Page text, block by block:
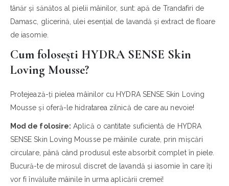
tânăr și sănătos al pielii mâinilor, sunt: apă de Trandafiri de
Damasc, glicerină, ulei esențial de lavandă și extract de floare
de iasomie.
Cum folosești HYDRA SENSE Skin
Loving Mousse?
Protejează-ți pielea mâinilor cu HYDRA SENSE Skin Loving
Mousse și oferă-le hidratarea zilnică de care au nevoie!
Mod de folosire: Aplică o cantitate suficientă de HYDRA
SENSE Skin Loving Mousse pe mâinile curate, prin mișcări
circulare, până când produsul este absorbit complet în piele.
Bucură-te de mirosul discret de lavandă și iasomie în care îți
vor fi învăluite mâinile în urma aplicării cremei!